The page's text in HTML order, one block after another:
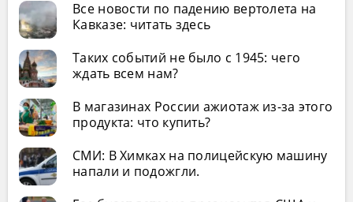
Все новости по падению вертолета на
Кавказе: читать здесь
Таких событий не было с 1945: чего
ждать всем нам?
В магазинах России ажиотаж из-за этого
продукта: что купить?
СМИ: В Химках на полицейскую машину
напали и подожгли.